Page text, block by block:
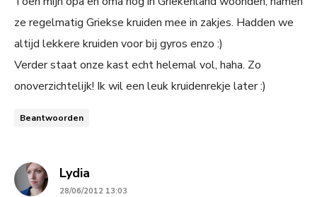
ze regelmatig Griekse kruiden mee in zakjes. Hadden we
altijd lekkere kruiden voor bij gyros enzo :)
Verder staat onze kast echt helemal vol, haha. Zo
onoverzichtelijk! Ik wil een leuk kruidenrekje later :)
Beantwoorden
Lydia
28/06/2012 13:03